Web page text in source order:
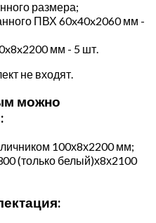
размера;
ПВХ 60x40x2060 мм -
мм - 5 шт.
не входят.
можно
100х8х2200 мм;
(только белый)х8х2100